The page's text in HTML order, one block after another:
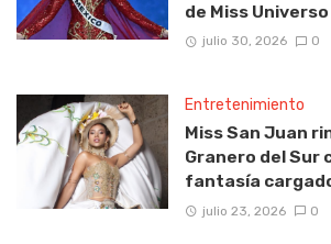
de Miss Universo
julio 30, 2026 0
Entretenimiento
Miss San Juan
Granero del Sur
fantasía
julio 23, 2026 0